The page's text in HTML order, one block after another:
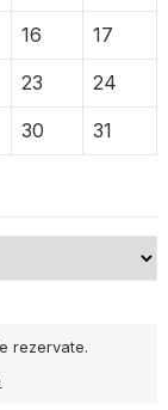
16
17
23
24
30 31
rezervate.